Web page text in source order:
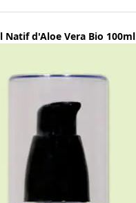
Natif d'Aloe Vera Bio 100ml